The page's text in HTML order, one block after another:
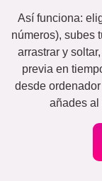
Así funciona:
números), subes
arrastrar y
previa en
desde
añades al